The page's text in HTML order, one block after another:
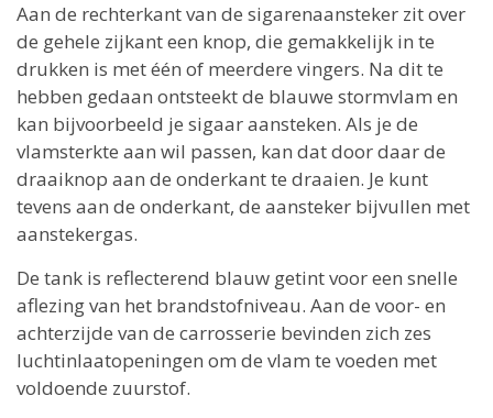
Aan de rechterkant van de sigarenaansteker zit over
de gehele zijkant een knop, die gemakkelijk in te
drukken is met één of meerdere vingers. Na dit te
hebben gedaan ontsteekt de blauwe stormvlam en
kan bijvoorbeeld je sigaar aansteken. Als je de
vlamsterkte aan wil passen, kan dat door daar de
draaiknop aan de onderkant te draaien. Je kunt
tevens aan de onderkant, de aansteker bijvullen met
aanstekergas.
De tank is reflecterend blauw getint voor een snelle
aflezing van het brandstofniveau. Aan de voor- en
achterzijde van de carrosserie bevinden zich zes
luchtinlaatopeningen om de vlam te voeden met
voldoende zuurstof.